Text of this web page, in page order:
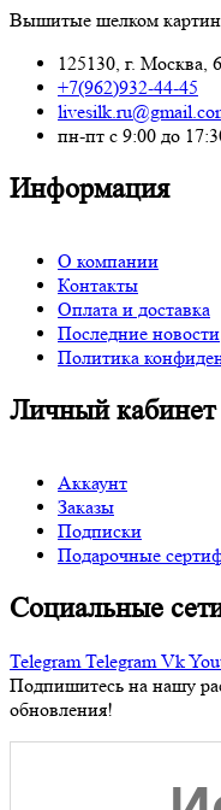
Вышитые шелком
125130, г. Москва,
+7(962)932-44-45
пн-пт с 9:00 до
Информация
О компании
Контакты
Оплата и доставка
Последние новости
Политика
Личный кабинет
Аккаунт
Заказы
Подписки
Подарочные
Социальные
Telegram Telegram Vk
Подпишитесь на нашу
обновления!